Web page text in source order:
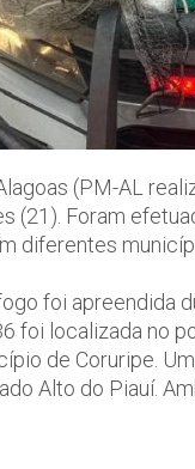
(PM-AL
(21). Foram
diferentes
foi apreendida
foi localizada no
de Coruripe.
Alto do Piauí.